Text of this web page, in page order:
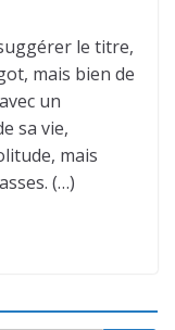
le titre,
mais bien de
un
sa vie,
mais
(…)